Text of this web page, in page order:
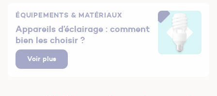
Voir plus
Appareils d’éclairage : comment
bien les choisir ?
ÉQUIPEMENTS & MATÉRIAUX